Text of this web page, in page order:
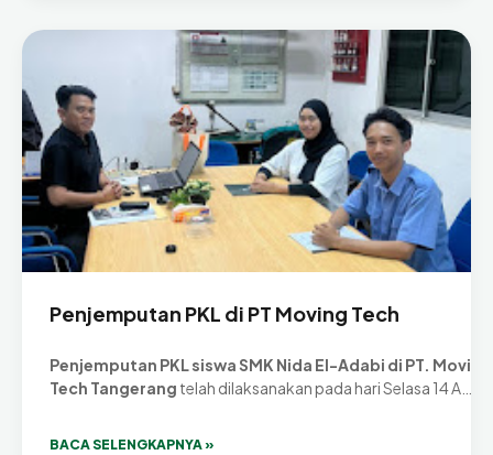
Penjemputan PKL di PT Moving Tech
Penjemputan PKL siswa SMK Nida El-Adabi di PT. Moving
Tech Tangerang telah dilaksanakan pada hari Selasa 14 A…
BACA SELENGKAPNYA »